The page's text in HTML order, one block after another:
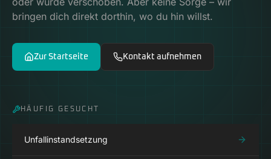
bringen dich direkt dorthin, wo du hin willst.
Zur Startseite Kontakt aufnehmen
HÄUFIG GESUCHT
Unfallinstandsetzung